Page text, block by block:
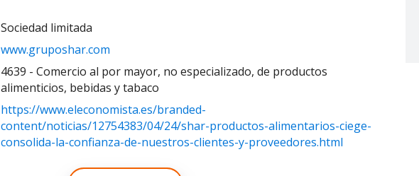
Sociedad limitada
www.gruposhar.com
4639 - Comercio al por mayor, no especializado, de productos
alimenticios, bebidas y tabaco
https://www.eleconomista.es/branded-
content/noticias/12754383/04/24/shar-productos-alimentarios-ciege-
consolida-la-confianza-de-nuestros-clientes-y-proveedores.html